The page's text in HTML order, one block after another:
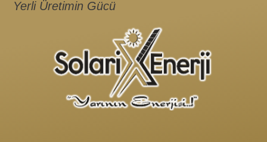
Yerli Üretimin Gücü